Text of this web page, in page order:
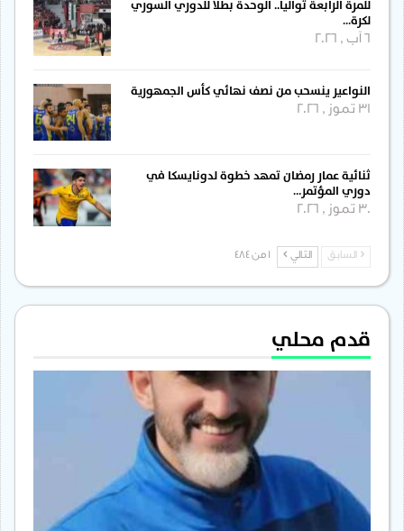
للمرة الرابعة توالياً.. الوحدة بطلاً للدوري السوري
لكرة…
النواعير ينسحب من نصف نهائي كأس الجمهورية
31 تموز , 2026
ثنائية عمار رمضان تمهد خطوة لدونايسكا في
دوري المؤتمر…
30 تموز , 2026
السابق التالي
قدم محلي